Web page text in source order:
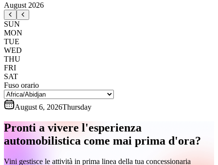
August 2026
SUN
MON
TUE
WED
THU
FRI
SAT
Fuso orario
August 6, 2026Thursday
Pronti a vivere l'esperienza
automobilistica come mai prima d'ora?
Vini gestisce le attività in prima linea della tua concessionaria